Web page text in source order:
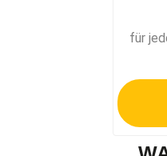
für